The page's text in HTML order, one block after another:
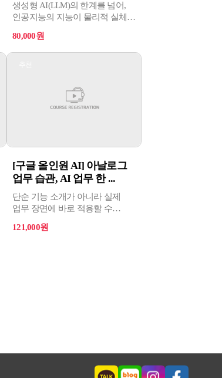
생성형 AI(LLM)의 한계를 넘어,
인공지능의 지능이 물리적 실체와
위한 전략 교육
80,000원
[구글 올인원 AI] 아날로그
업무 습관, AI 업무 한 ...
단순 기능 소개가 아니라 실제
업무 장면에 바로 적용할 수
정리, 발표 자료 제작, 신청 접수,
121,000원